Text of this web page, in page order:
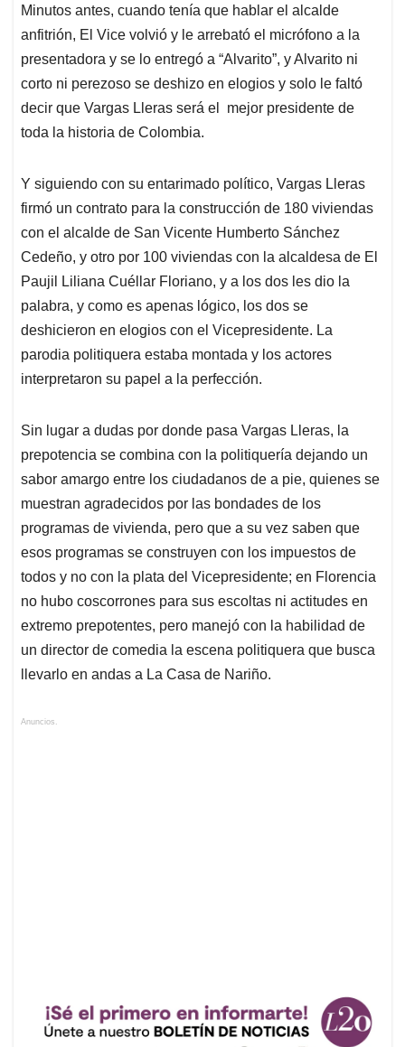
Minutos antes, cuando tenía que hablar el alcalde
anfitrión, El Vice volvió y le arrebató el micrófono a la
presentadora y se lo entregó a “Alvarito”, y Alvarito ni
corto ni perezoso se deshizo en elogios y solo le faltó
decir que Vargas Lleras será el mejor presidente de
toda la historia de Colombia.
Y siguiendo con su entarimado político, Vargas Lleras
firmó un contrato para la construcción de 180 viviendas
con el alcalde de San Vicente Humberto Sánchez
Cedeño, y otro por 100 viviendas con la alcaldesa de El
Paujil Liliana Cuéllar Floriano, y a los dos les dio la
palabra, y como es apenas lógico, los dos se
deshicieron en elogios con el Vicepresidente. La
parodia politiquera estaba montada y los actores
interpretaron su papel a la perfección.
Sin lugar a dudas por donde pasa Vargas Lleras, la
prepotencia se combina con la politiquería dejando un
sabor amargo entre los ciudadanos de a pie, quienes se
muestran agradecidos por las bondades de los
programas de vivienda, pero que a su vez saben que
esos programas se construyen con los impuestos de
todos y no con la plata del Vicepresidente; en Florencia
no hubo coscorrones para sus escoltas ni actitudes en
extremo prepotentes, pero manejó con la habilidad de
un director de comedia la escena politiquera que busca
llevarlo en andas a La Casa de Nariño.
Anuncios.